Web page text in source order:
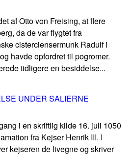
af Otto von Freising, at flere
da de var flygtet fra
cisterciensermunk Radulf i
havde opfordret til pogromer.
tidligere en besiddelse...
UNDER SALIERNE
i en skriftlig kilde 16. juli 1050
fra Kejser Henrik III. I
kejseren de livegne og skriver